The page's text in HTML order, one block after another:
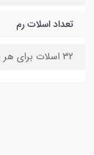
تعداد اسلات رم
32 اسلات برای هر پردازنده 16 اسلات